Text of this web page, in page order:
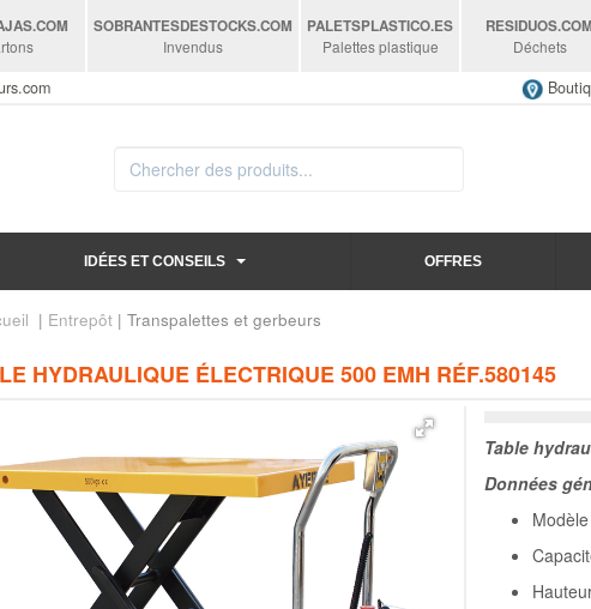
.COM
SOBRANTESDESTOCKS.COM
Invendus
PALETSPLASTICO.ES
Palettes plastique
RESIDUOS.COM
Déchets
IDÉES ET CONSEILS OFFRES
| Entrepôt| Transpalettes et gerbeurs
HYDRAULIQUE ÉLECTRIQUE 500 EMH RÉF.580145
Table
Données